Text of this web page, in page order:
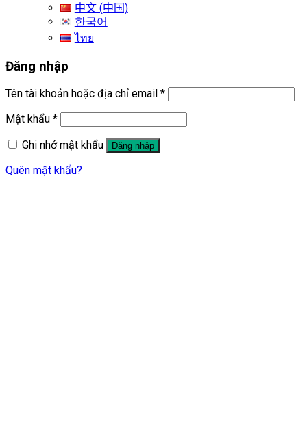
中文 (中国)
한국어
ไทย
Đăng nhập
Tên tài khoản hoặc địa chỉ email *
Mật khẩu *
Ghi nhớ mật khẩu
Đăng nhập
Quên mật khẩu?